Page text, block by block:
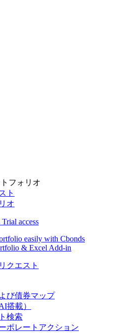
フォリオ
ト
オ
Trial access
easily with Cbonds
& Excel Add-in
クエスト
び債券マップ
搭載）
検索
ポレートアクション